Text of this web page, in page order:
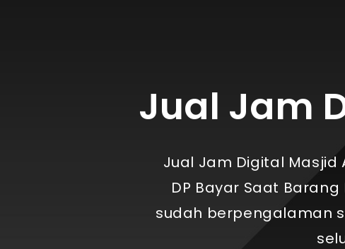
Jual Jam
Jual Jam Digital Masjid
DP Bayar Saat
sudah berpengalaman